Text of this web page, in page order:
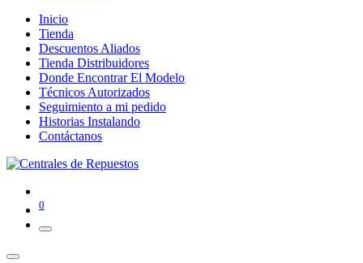
Inicio
Tienda
Descuentos Aliados
Tienda Distribuidores
Donde Encontrar El Modelo
Técnicos Autorizados
Seguimiento a mi pedido
Historias Instalando
Contáctanos
0